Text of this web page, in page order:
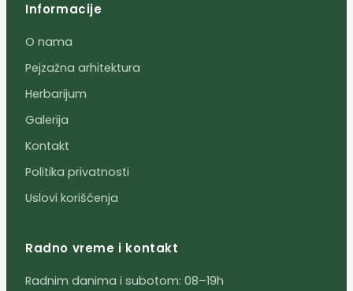
Informacije
O nama
Pejzažna arhitektura
Herbarijum
Galerija
Kontakt
Politika privatnosti
Uslovi korišćenja
Radno vreme i kontakt
Radnim danima i subotom: 08–19h